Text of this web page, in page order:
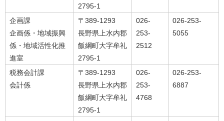
2795-1
企画課
企画係・地域振興
係・地域活性化推
進室
〒389-1293
長野県上水内郡
飯綱町大字牟礼
2795-1
026-
253-
2512
026-253-
5055
税務会計課
会計係
〒389-1293
長野県上水内郡
飯綱町大字牟礼
2795-1
026-
253-
4768
026-253-
6887